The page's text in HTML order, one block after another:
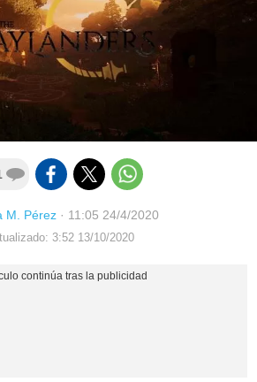
M. Pérez· 11:05 24/4/2020
3:52 13/10/2020